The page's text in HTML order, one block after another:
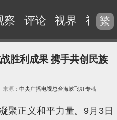
察 评论 视界 视频
繁
胜利成果 携手共创民族
来源：中央广播电视总台海峡飞虹专稿
聚正义和平力量。9月3日